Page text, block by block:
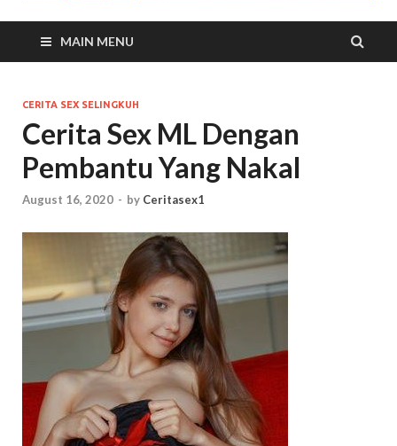
MAIN MENU
CERITA SEX SELINGKUH
Cerita Sex ML Dengan
Pembantu Yang Nakal
August 16, 2020 - by Ceritasex1